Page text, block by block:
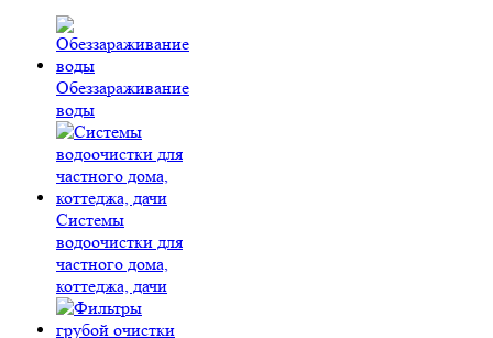
Обеззараживание
воды
Системы
водоочистки для
частного дома,
коттеджа, дачи